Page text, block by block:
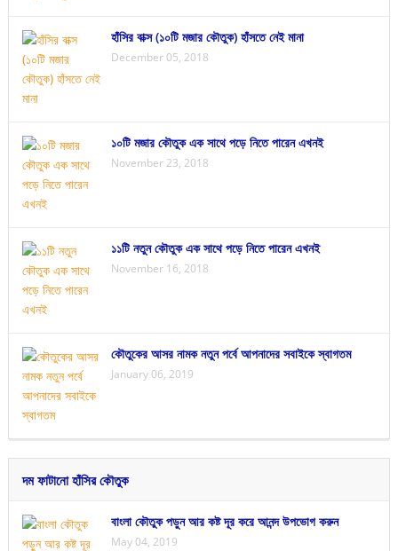
হাঁসির বাক্স (১০টি মজার কৌতুক) হাঁসতে নেই মানা
December 05, 2018
১০টি মজার কৌতুক এক সাথে পড়ে নিতে পারেন এখনই
November 23, 2018
১১টি নতুন কৌতুক এক সাথে পড়ে নিতে পারেন এখনই
November 16, 2018
কৌতুকের আসর নামক নতুন পর্বে আপনাদের সবাইকে স্বাগতম
January 06, 2019
দম ফাটানো হাঁসির কৌতুক
বাংলা কৌতুক পড়ুন আর কষ্ট দূর করে আনন্দ উপভোগ করুন
May 04, 2019